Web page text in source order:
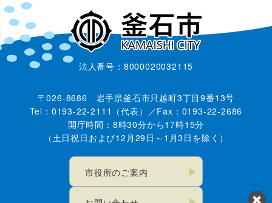
法人番号：8000020032115
〒026-8686 岩手県釜石市只越町3丁目9番13号
Tel：0193-22-2111（代表）／Fax：0193-22-2686
開庁時間：8時30分から17時15分
（土日祝日および12月29日～1月3日を除く）
市役所のご案内